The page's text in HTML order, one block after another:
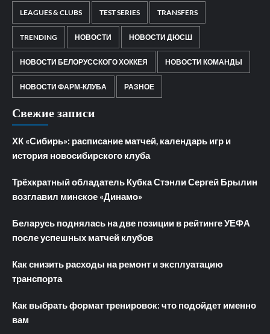
LEAGUES & CLUBS TEST SERIES TRANSFERS
TRENDING НОВОСТИ НОВОСТИ ДЮСШ
НОВОСТИ БЕЛОРУССКОГО ХОККЕЯ НОВОСТИ КОМАНДЫ
НОВОСТИ ФАРМ-КЛУБА РАЗНОЕ
Свежие записи
ХК «Сибирь»: расписание матчей, календарь игр и
история новосибирского клуба
Трёхкратный обладатель Кубка Стэнли Сергей Брылин
возглавил минское «Динамо»
Беларусь поднялась на две позиции в рейтинге УЕФА
после успешных матчей клубов
Как снизить расходы на ремонт и эксплуатацию
транспорта
Как выбрать формат тренировок: что подойдет именно
вам